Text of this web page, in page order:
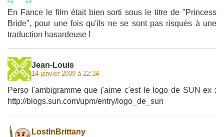
En Fance le film était bien sorti sous le titre de "Princess
Bride", pour une fois qu'ils ne se sont pas risqués à une
traduction hasardeuse !
Jean-Louis
14 janvier 2009 à 22:34
Perso l'ambigramme que j'aime c'est le logo de SUN ex :
http://blogs.sun.com/upm/entry/logo_de_sun
LostInBrittany